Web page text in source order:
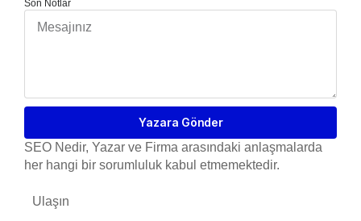
Son Notlar
Yazara Gönder
SEO Nedir, Yazar ve Firma arasındaki anlaşmalarda
her hangi bir sorumluluk kabul etmemektedir.
Ulaşın